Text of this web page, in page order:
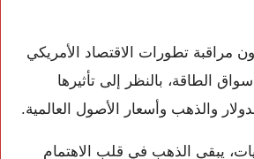
مراقبة تطورات الاقتصاد الأمريكي
الطاقة، بالنظر إلى تأثيرها
والذهب وأسعار الأصول العالمية.
يبقى الذهب في قلب الاهتمام